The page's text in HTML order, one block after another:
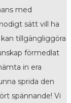
med
sätt vill ha
tillgängliggöra
förmedlat
in era
sprida den
spännande! Vi